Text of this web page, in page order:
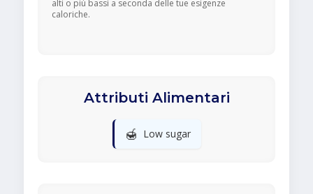
alti o più bassi a seconda delle tue esigenze
caloriche.
Attributi Alimentari
🍯 Low sugar